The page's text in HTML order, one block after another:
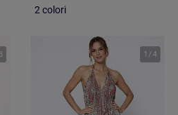
2 colori
3 1 /4